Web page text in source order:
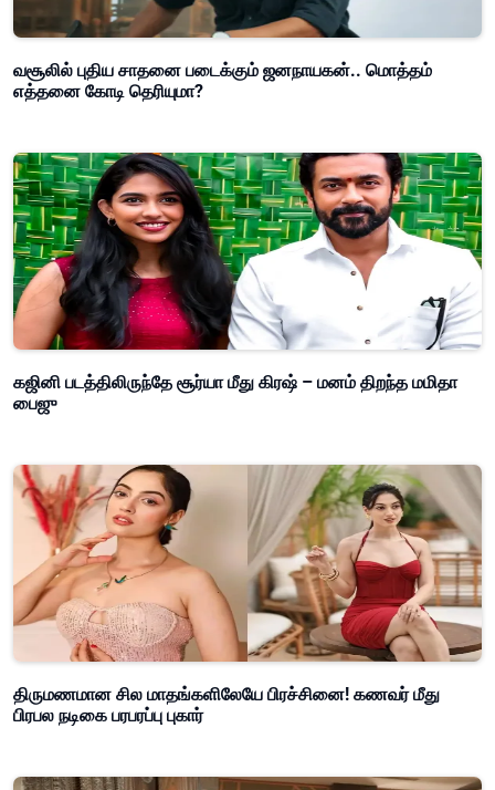
வசூலில் புதிய சாதனை படைக்கும் ஜனநாயகன்.. மொத்தம்
எத்தனை கோடி தெரியுமா?
கஜினி படத்திலிருந்தே சூர்யா மீது கிரஷ் – மனம் திறந்த மமிதா
பைஜு
திருமணமான சில மாதங்களிலேயே பிரச்சினை! கணவர் மீது
பிரபல நடிகை பரபரப்பு புகார்